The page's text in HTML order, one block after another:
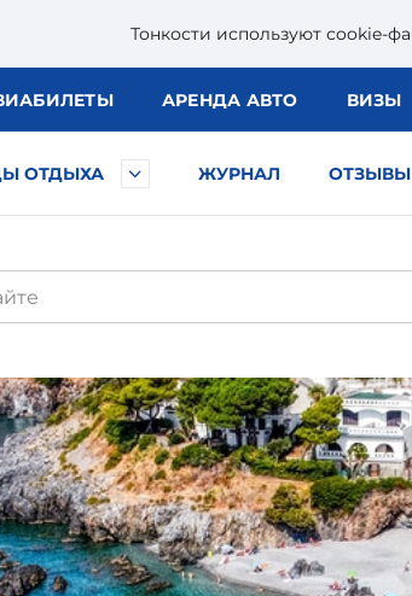
Тонкости используют сookie-
БИЛЕТЫ АРЕНДА АВТО ВИЗЫ
ОТДЫХА ЖУРНАЛ ОТЗЫВЫ